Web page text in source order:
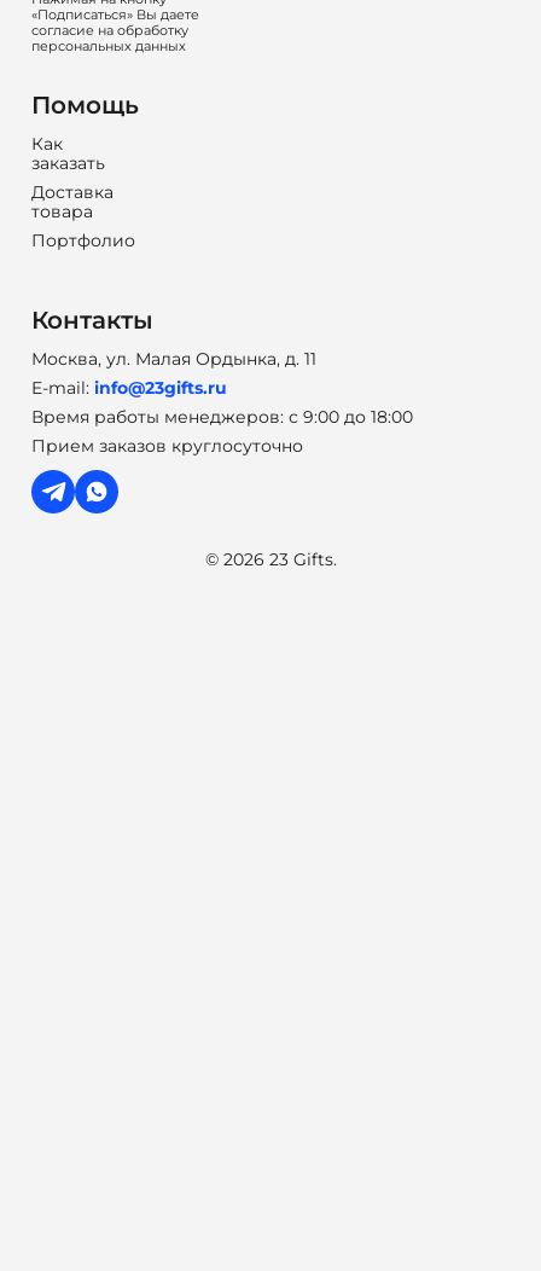
«Подписаться» Вы даете
согласие на обработку
персональных данных
Помощь
Как
заказать
Доставка
товара
Портфолио
Контакты
Москва, ул. Малая Ордынка, д. 11
E-mail: info@23gifts.ru
Время работы менеджеров: с 9:00 до 18:00
Прием заказов круглосуточно
© 2026 23 Gifts.